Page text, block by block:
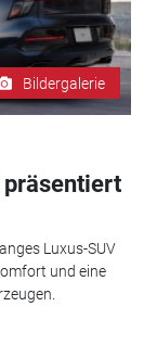
Bildergalerie
präsentiert
Luxus-SUV
und eine